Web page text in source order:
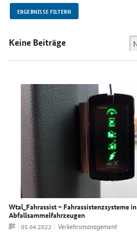
ERGEBNISSE FILTERN
Keine Beiträge
Wtal_Fahrassist – Fahrassistenzsysteme in
Abfallsammelfahrzeugen
ArtikelDatum:
05.04.2022 Verkehrsmanagement